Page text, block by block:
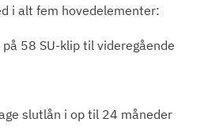
i alt fem hovedelementer:
58 SU-klip til videregående
slutlån i op til 24 måneder